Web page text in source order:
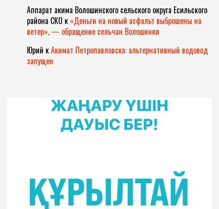
Аппарат акима Волошинского сельского округа Есильского
района СКО к «Деньги на новый асфальт выброшены на
ветер», — обращение сельчан Волошинки
Юрий кАкимат Петропавловска: альтернативный водовод
запущен